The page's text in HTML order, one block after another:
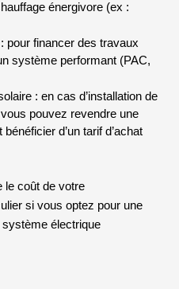
énergivore (ex :
pour financer des travaux
système performant (PAC,
: en cas d’installation de
pouvez revendre une
d’un tarif d’achat
le coût de votre
si vous optez pour une
électrique